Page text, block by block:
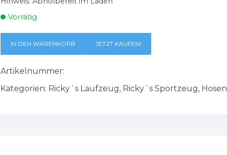
Vorrätig
IN DEN WARENKORB JETZT KAUFEN!
Artikelnummer:
Kategorien: Ricky´s Laufzeug, Ricky´s Sportzeug, Hosen